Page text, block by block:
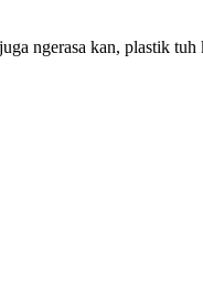
ngerasa kan, plastik